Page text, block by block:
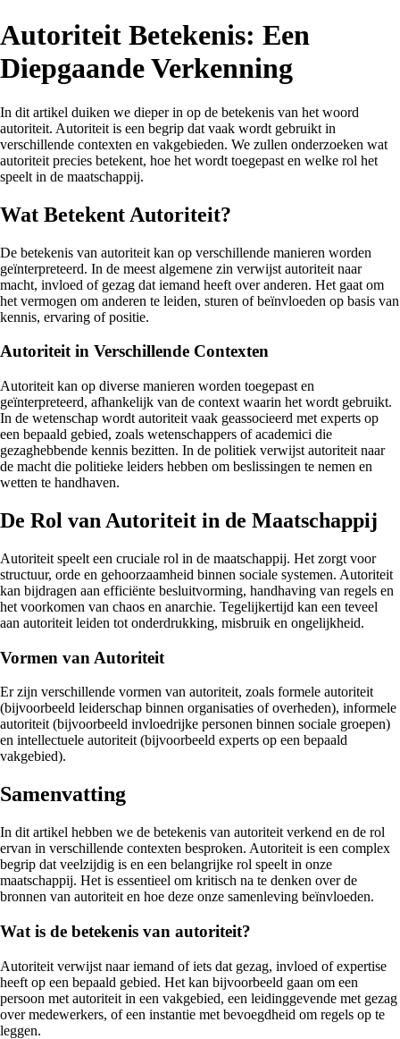
Autoriteit Betekenis: Een
Diepgaande Verkenning
In dit artikel duiken we dieper in op de betekenis van het woord
autoriteit. Autoriteit is een begrip dat vaak wordt gebruikt in
verschillende contexten en vakgebieden. We zullen onderzoeken wat
autoriteit precies betekent, hoe het wordt toegepast en welke rol het
speelt in de maatschappij.
Wat Betekent Autoriteit?
De betekenis van autoriteit kan op verschillende manieren worden
geïnterpreteerd. In de meest algemene zin verwijst autoriteit naar
macht, invloed of gezag dat iemand heeft over anderen. Het gaat om
het vermogen om anderen te leiden, sturen of beïnvloeden op basis van
kennis, ervaring of positie.
Autoriteit in Verschillende Contexten
Autoriteit kan op diverse manieren worden toegepast en
geïnterpreteerd, afhankelijk van de context waarin het wordt gebruikt.
In de wetenschap wordt autoriteit vaak geassocieerd met experts op
een bepaald gebied, zoals wetenschappers of academici die
gezaghebbende kennis bezitten. In de politiek verwijst autoriteit naar
de macht die politieke leiders hebben om beslissingen te nemen en
wetten te handhaven.
De Rol van Autoriteit in de Maatschappij
Autoriteit speelt een cruciale rol in de maatschappij. Het zorgt voor
structuur, orde en gehoorzaamheid binnen sociale systemen. Autoriteit
kan bijdragen aan efficiënte besluitvorming, handhaving van regels en
het voorkomen van chaos en anarchie. Tegelijkertijd kan een teveel
aan autoriteit leiden tot onderdrukking, misbruik en ongelijkheid.
Vormen van Autoriteit
Er zijn verschillende vormen van autoriteit, zoals formele autoriteit
(bijvoorbeeld leiderschap binnen organisaties of overheden), informele
autoriteit (bijvoorbeeld invloedrijke personen binnen sociale groepen)
en intellectuele autoriteit (bijvoorbeeld experts op een bepaald
vakgebied).
Samenvatting
In dit artikel hebben we de betekenis van autoriteit verkend en de rol
ervan in verschillende contexten besproken. Autoriteit is een complex
begrip dat veelzijdig is en een belangrijke rol speelt in onze
maatschappij. Het is essentieel om kritisch na te denken over de
bronnen van autoriteit en hoe deze onze samenleving beïnvloeden.
Wat is de betekenis van autoriteit?
Autoriteit verwijst naar iemand of iets dat gezag, invloed of expertise
heeft op een bepaald gebied. Het kan bijvoorbeeld gaan om een
persoon met autoriteit in een vakgebied, een leidinggevende met gezag
over medewerkers, of een instantie met bevoegdheid om regels op te
leggen.